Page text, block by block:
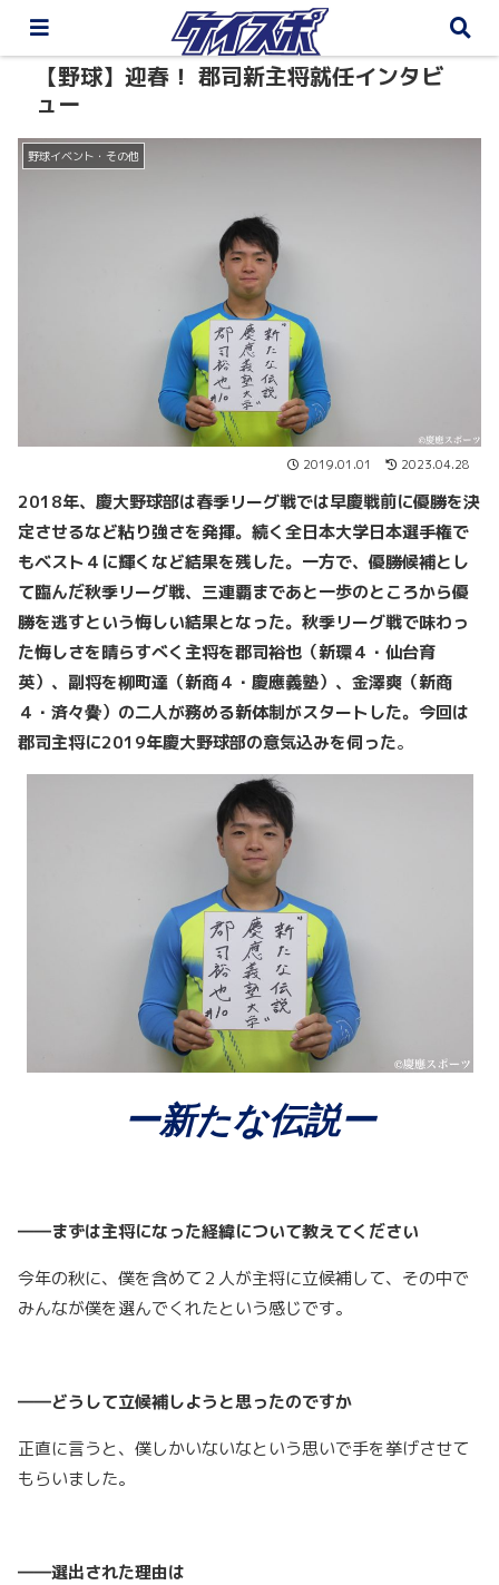
【野球】迎春！ 郡司新主将就任インタビ
ュー
野球イベント・その他
2019.01.01 2023.04.28
2018年、慶大野球部は春季リーグ戦では早慶戦前に優勝を決
定させるなど粘り強さを発揮。続く全日本大学日本選手権で
もベスト４に輝くなど結果を残した。一方で、優勝候補とし
て臨んだ秋季リーグ戦、三連覇まであと一歩のところから優
勝を逃すという悔しい結果となった。秋季リーグ戦で味わっ
た悔しさを晴らすべく主将を郡司裕也（新環４・仙台育
英）、副将を柳町達（新商４・慶應義塾）、金澤爽（新商
４・済々黌）の二人が務める新体制がスタートした。今回は
郡司主将に2019年慶大野球部の意気込みを伺った。
ー新たな伝説ー
――まずは主将になった経緯について教えてください
今年の秋に、僕を含めて２人が主将に立候補して、その中で
みんなが僕を選んでくれたという感じです。
――どうして立候補しようと思ったのですか
正直に言うと、僕しかいないなという思いで手を挙げさせて
もらいました。
――選出された理由は